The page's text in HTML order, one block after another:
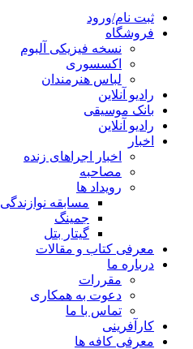
ثبت نام/ورود
فروشگاه
نسخه فیزیکی آلبوم
اکسسوری
لباس هنرمندان
رادیو آنلاین
بانک موسیقی
رادیو آنلاین
اخبار
اخبار اجراهای زنده
مصاحبه
رویداد ها
مسابقه نوازندگی
جمینگ
گیتار بتل
معرفی کتاب و مقالات
درباره ما
مقررات
دعوت به همکاری
تماس با ما
کارآفرینی
معرفی کافه ها